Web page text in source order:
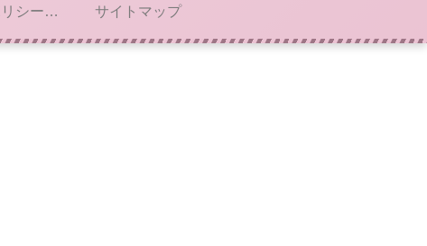
プライバシーポリシー・免責事項 サイトマップ